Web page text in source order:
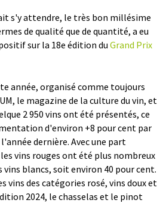
s'y attendre, le très bon millésime
de qualité que de quantité, a eu
sur la 18e édition du Grand Prix
année, organisé comme toujours
le magazine de la culture du vin, et
2 950 vins ont été présentés, ce
d'environ +8 pour cent par
dernière. Avec une part
vins rouges ont été plus nombreux
vins blancs, soit environ 40 pour cent.
vins des catégories rosé, vins doux et
2024, le chasselas et le pinot